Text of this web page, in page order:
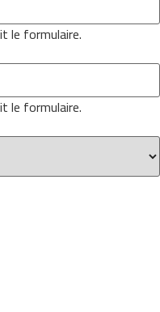
le formulaire.
le formulaire.